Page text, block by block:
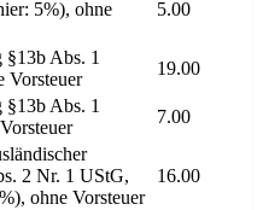
5%), ohne
5.00
Abs. 1
Vorsteuer
19.00
Abs. 1
7.00
2 Nr. 1 UStG,
ohne Vorsteuer
16.00